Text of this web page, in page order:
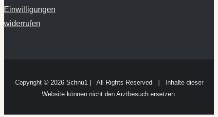
Einwilligungen
widerrufen
Copyright © 2026 Schnu1 | All Rights Reserved | Inhalte dieser
Website können nicht den Arztbesuch ersetzen.